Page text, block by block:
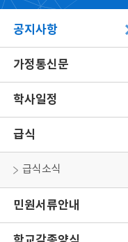
공지사항
가정통신문
학사일정
급식
급식소식
민원서류안내